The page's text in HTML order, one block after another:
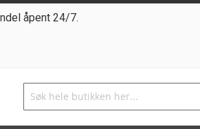
åpent 24/7.